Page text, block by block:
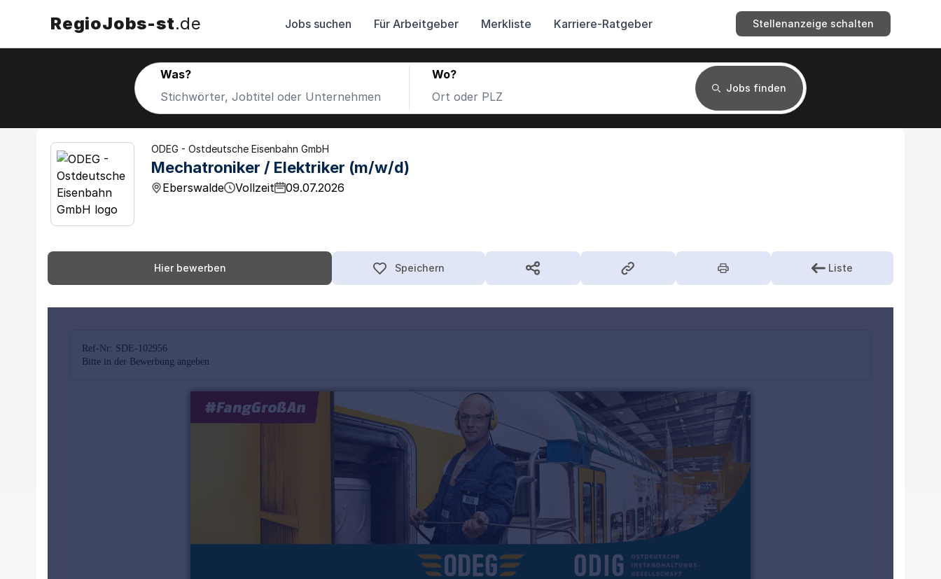
RegioJobs-st.de Stellenanzeige schalten
Jobs suchen Für Arbeitgeber Merkliste Karriere-Ratgeber
Was? Wo?
Jobs finden
ODEG - Ostdeutsche Eisenbahn GmbH
Mechatroniker / Elektriker (m/w/d)
Eberswalde Vollzeit 09.07.2026
Hier bewerben Speichern Liste